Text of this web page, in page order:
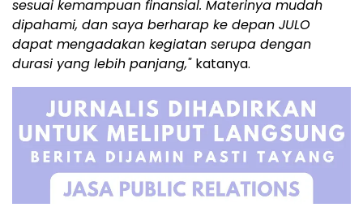
sesuai kemampuan finansial. Materinya mudah
dipahami, dan saya berharap ke depan JULO
dapat mengadakan kegiatan serupa dengan
durasi yang lebih panjang," katanya.